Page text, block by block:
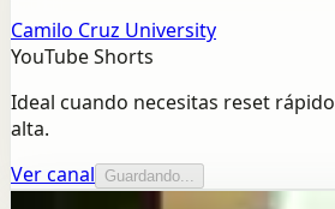
Camilo Cruz University
YouTube Shorts
Ideal cuando necesitas reset
alta.
Ver canal
Guardando...